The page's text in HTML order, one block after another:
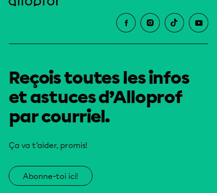
Reçois toutes les infos
et astuces d’Alloprof
par courriel.
Ça va t’aider, promis!
Abonne-toi ici!